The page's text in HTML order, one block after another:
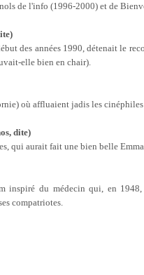
de l'info (1996-2000) et de
des années 1990, détenait le
elle bien en chair).
où affluaient jadis les cinéphiles
dite)
qui aurait fait une bien belle
inspiré du médecin qui, en
compatriotes.